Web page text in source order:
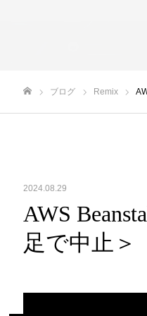
ブログ Remix
2024.08.29
AWS
足で中止＞